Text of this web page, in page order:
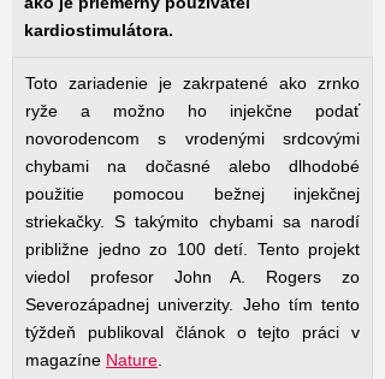
kardiostimulátora.
Toto zariadenie je zakrpatené ako zrnko
ryže a možno ho injekčne podať
novorodencom s vrodenými srdcovými
chybami na dočasné alebo dlhodobé
použitie pomocou bežnej injekčnej
striekačky. S takýmito chybami sa narodí
približne jedno zo 100 detí. Tento projekt
viedol profesor John A. Rogers zo
Severozápadnej univerzity. Jeho tím tento
týždeň publikoval článok o tejto práci v
magazíne Nature